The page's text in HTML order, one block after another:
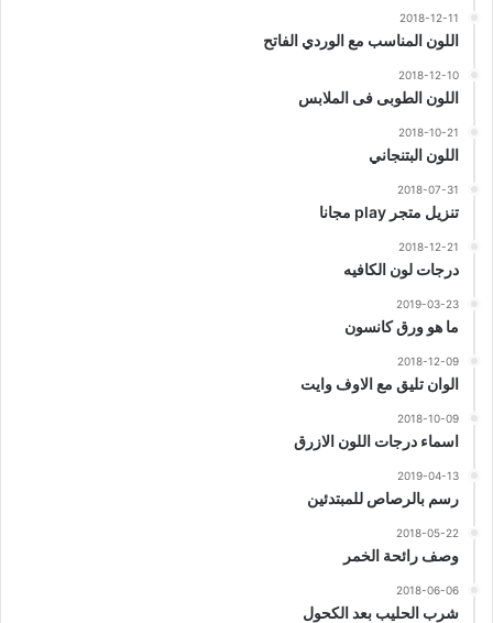
2018-12-11
اللون المناسب مع الوردي الفاتح
2018-12-10
اللون الطوبى فى الملابس
2018-10-21
اللون البتنجاني
2018-07-31
تنزيل متجر play مجانا
2018-12-21
درجات لون الكافيه
2019-03-23
ما هو ورق كانسون
2018-12-09
الوان تليق مع الاوف وايت
2018-10-09
اسماء درجات اللون الازرق
2019-04-13
رسم بالرصاص للمبتدئين
2018-05-22
وصف رائحة الخمر
2018-06-06
شرب الحليب بعد الكحول